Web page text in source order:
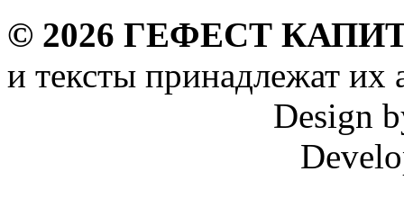
© 2026 ГЕФЕСТ
и тексты принадлежат их
Design